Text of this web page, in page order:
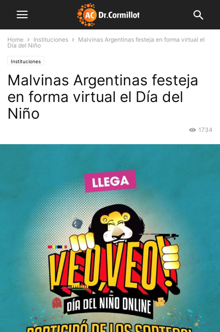
Home Instituciones
Malvinas Argentinas festeja en forma virtual el
Día del Niño
Instituciones
Malvinas Argentinas festeja
en forma virtual el Día del
Niño
1734